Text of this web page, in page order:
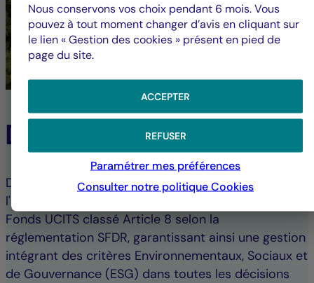
Durabilité
Dans le cadre de notre engagement envers
l'investissement responsable, nous proposons un
Fonds UCITS classé Article 8 selon la
réglementation SFDR, garantissant ainsi une gestion
intégrant des critères Environnementaux, Sociaux et
de Gouvernance (ESG) dans toutes les décisions
Nous conservons vos choix pendant 6 mois. Vous
pouvez à tout moment changer d’avis en cliquant sur
le lien « Gestion des cookies » présent en pied de
page du site.
ACCEPTER
REFUSER
Paramétrer mes préférences
Consulter notre politiqueCookies